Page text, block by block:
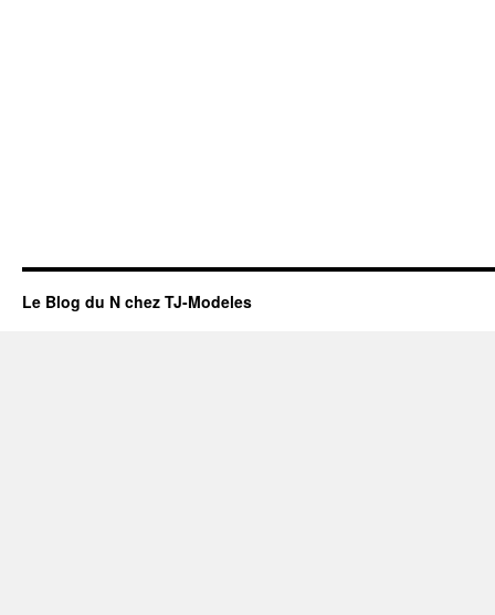
Le Blog du N chez TJ-Modeles